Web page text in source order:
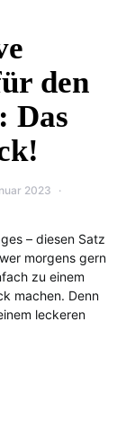
den
Das
2023
– diesen Satz
morgens gern
zu einem
machen. Denn
leckeren